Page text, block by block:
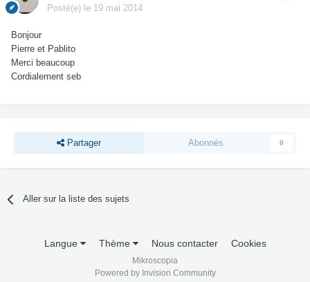
Posté(e) le 19 mai 2014
Bonjour
Pierre et Pablito
Merci beaucoup
Cordialement seb
Partager Abonnés 0
Aller sur la liste des sujets
Langue Thème Nous contacter Cookies
Mikroscopia
Powered by Invision Community